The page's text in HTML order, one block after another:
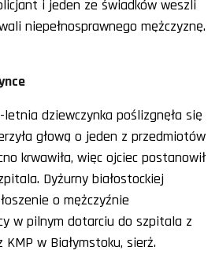
i jeden ze świadków weszli
niepełnosprawnego mężczyznę.
letnia dziewczynka poślizgnęła się
głową o jeden z przedmiotów
krwawiła, więc ojciec postanowił
Dyżurny białostockiej
o mężczyźnie
w pilnym dotarciu do szpitala z
w Białymstoku, sierż.